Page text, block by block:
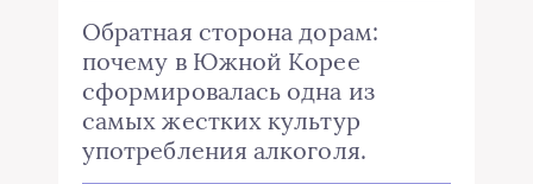
Обратная сторона дорам:
почему в Южной Корее
сформировалась одна из
самых жестких культур
употребления алкоголя.